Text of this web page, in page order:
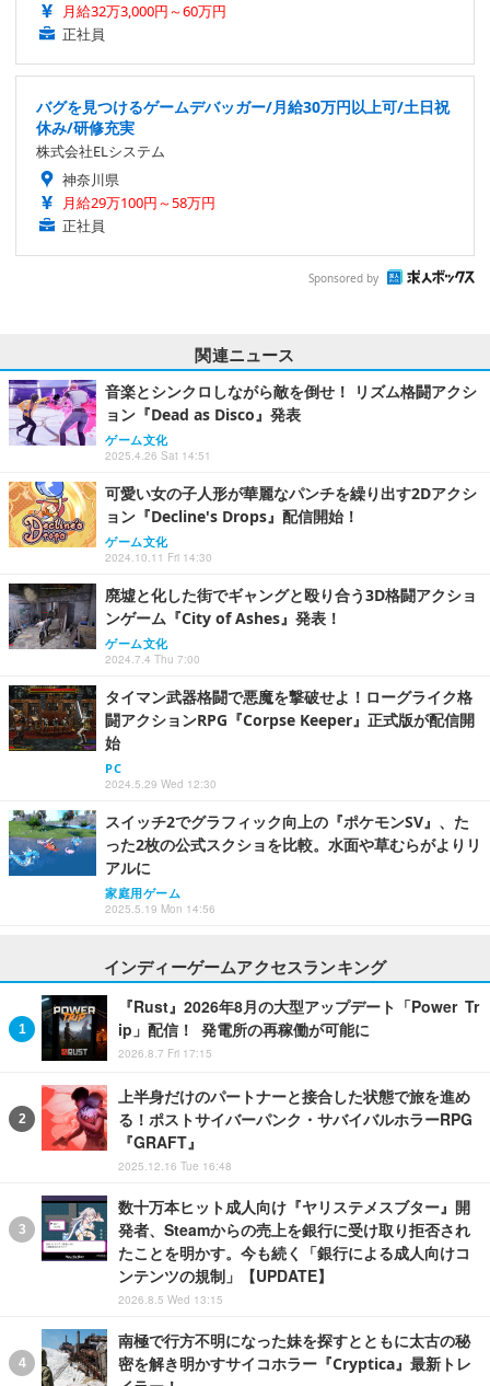
月給32万3,000円～60万円
正社員
バグを見つけるゲームデバッガー/月給30万円以上可/土日祝
休み/研修充実
株式会社ELシステム
神奈川県
月給29万100円～58万円
正社員
Sponsored by
関連ニュース
音楽とシンクロしながら敵を倒せ！ リズム格闘アクシ
ョン『Dead as Disco』発表
ゲーム文化
2025.4.26 Sat 14:51
可愛い女の子人形が華麗なパンチを繰り出す2Dアクシ
ョン『Decline's Drops』配信開始！
ゲーム文化
2024.10.11 Fri 14:30
廃墟と化した街でギャングと殴り合う3D格闘アクショ
ンゲーム『City of Ashes』発表！
ゲーム文化
2024.7.4 Thu 7:00
タイマン武器格闘で悪魔を撃破せよ！ローグライク格
闘アクションRPG『Corpse Keeper』正式版が配信開
始
PC
2024.5.29 Wed 12:30
スイッチ2でグラフィック向上の『ポケモンSV』、た
った2枚の公式スクショを比較。水面や草むらがよりリ
アルに
家庭用ゲーム
2025.5.19 Mon 14:56
インディーゲームアクセスランキング
『Rust』2026年8月の大型アップデート「Power Tr
ip」配信！ 発電所の再稼働が可能に
2026.8.7 Fri 17:15
上半身だけのパートナーと接合した状態で旅を進め
る！ポストサイバーパンク・サバイバルホラーRPG
『GRAFT』
2025.12.16 Tue 16:48
数十万本ヒット成人向け『ヤリステメスブター』開
発者、Steamからの売上を銀行に受け取り拒否され
たことを明かす。今も続く「銀行による成人向けコ
ンテンツの規制」【UPDATE】
2026.8.5 Wed 13:15
南極で行方不明になった妹を探すとともに太古の秘
密を解き明かすサイコホラー『Cryptica』最新トレ